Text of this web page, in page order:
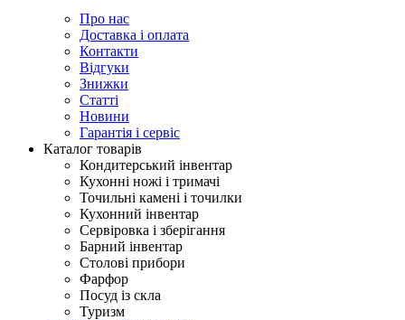
Про нас
Доставка і оплата
Контакти
Відгуки
Знижки
Статті
Новини
Гарантія і сервіс
Каталог товарів
Кондитерський інвентар
Кухонні ножі і тримачі
Точильні камені і точилки
Кухонний інвентар
Сервіровка і зберігання
Барний інвентар
Столові прибори
Фарфор
Посуд із скла
Туризм